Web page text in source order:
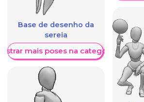
Base de desenho da
sereia
mais poses na categoria